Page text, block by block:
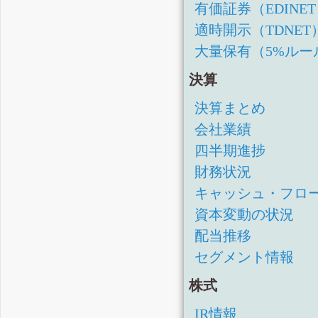
有価証券（EDINET
適時開示（TDNET）
大量保有（5%ルー
決算
決算まとめ
会社業績
四半期進捗
財務状況
キャッシュ・フロ
資本変動の状況
配当推移
セグメント情報
株式
IR情報